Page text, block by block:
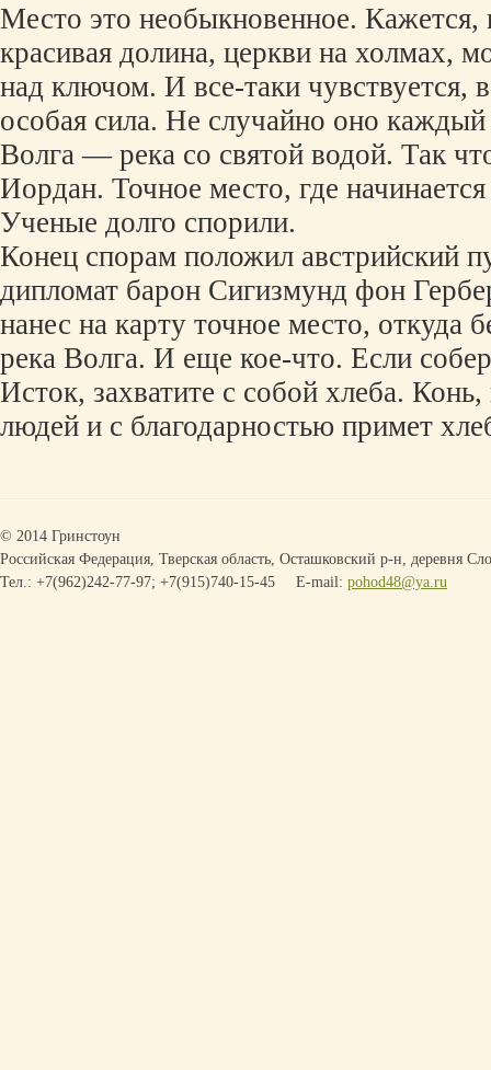
Место это необыкновенное.
красивая долина, церкви на холмах,
над ключом. И все-таки чувствуется,
особая сила. Не случайно оно
Волга — река со святой водой. Так
Иордан. Точное место, где
Ученые долго спорили.
Конец спорам положил австрийский
дипломат барон Сигизмунд фон
нанес на карту точное место, откуда
река Волга. И еще кое-что. Если
Исток, захватите с собой хлеба.
людей и с благодарностью примет
© 2014 Гринстоун
Российская Федерация, Тверская область, Осташковский р-н, деревня
Тел.: +7(962)242-77-97; +7(915)740-15-45
E-mail: pohod48@ya.ru